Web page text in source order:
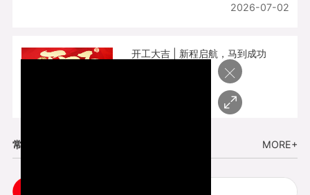
2026-07-02
开工大吉 | 新程启航，马到成功
常见问题 MORE+
×